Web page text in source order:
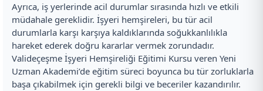
Ayrıca, iş yerlerinde acil durumlar sırasında hızlı ve etkili
müdahale gereklidir. İşyeri hemşireleri, bu tür acil
durumlarla karşı karşıya kaldıklarında soğukkanlılıkla
hareket ederek doğru kararlar vermek zorundadır.
Valideçeşme İşyeri Hemşireliği Eğitimi Kursu veren Yeni
Uzman Akademi’de eğitim süreci boyunca bu tür zorluklarla
başa çıkabilmek için gerekli bilgi ve beceriler kazandırılır.